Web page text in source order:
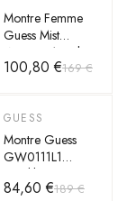
Montre Femme
Guess Mist
W0443L1 cadran
argenté bracelet
100,80 €169 €
-55 %
GUESS
Montre Guess
GW0111L1
Sparkler en Acier
Argenté et Strass
84,60 €189 €